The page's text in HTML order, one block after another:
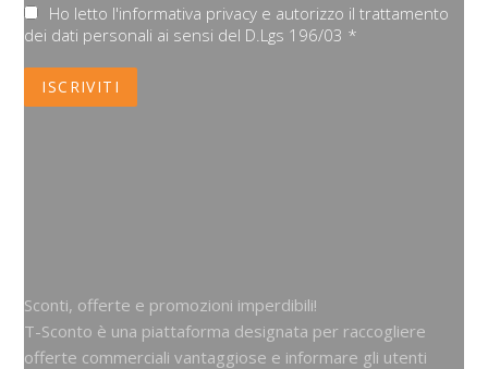
Ho letto l'informativa privacy e autorizzo il trattamento
dei dati personali ai sensi del D.Lgs 196/03 *
Sconti, offerte e promozioni imperdibili!
T-Sconto è una piattaforma designata per raccogliere
offerte commerciali vantaggiose e informare gli utenti